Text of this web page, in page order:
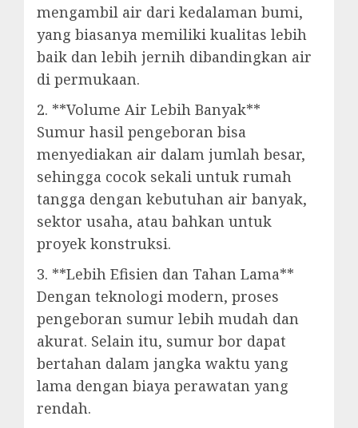
mengambil air dari kedalaman bumi,
yang biasanya memiliki kualitas lebih
baik dan lebih jernih dibandingkan air
di permukaan.
2. **Volume Air Lebih Banyak**
Sumur hasil pengeboran bisa
menyediakan air dalam jumlah besar,
sehingga cocok sekali untuk rumah
tangga dengan kebutuhan air banyak,
sektor usaha, atau bahkan untuk
proyek konstruksi.
3. **Lebih Efisien dan Tahan Lama**
Dengan teknologi modern, proses
pengeboran sumur lebih mudah dan
akurat. Selain itu, sumur bor dapat
bertahan dalam jangka waktu yang
lama dengan biaya perawatan yang
rendah.